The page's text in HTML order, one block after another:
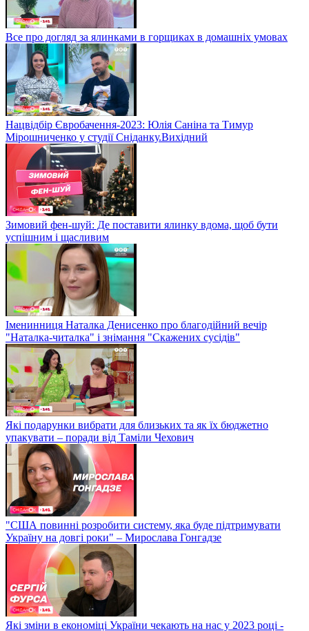
Все про догляд за ялинками в горщиках в домашніх умовах
Нацвідбір Євробачення-2023: Юлія Саніна та Тимур
Мірошниченко у студії Сніданку.Вихідний
Зимовий фен-шуй: Де поставити ялинку вдома, щоб бути
успішним і щасливим
Іменинниця Наталка Денисенко про благодійний вечір
"Наталка-читалка" і знімання "Скажених сусідів"
Які подарунки вибрати для близьких та як їх бюджетно
упакувати – поради від Таміли Чехович
"США повинні розробити систему, яка буде підтримувати
Україну на довгі роки" – Мирослава Гонгадзе
Які зміни в економіці України чекають на нас у 2023 році -